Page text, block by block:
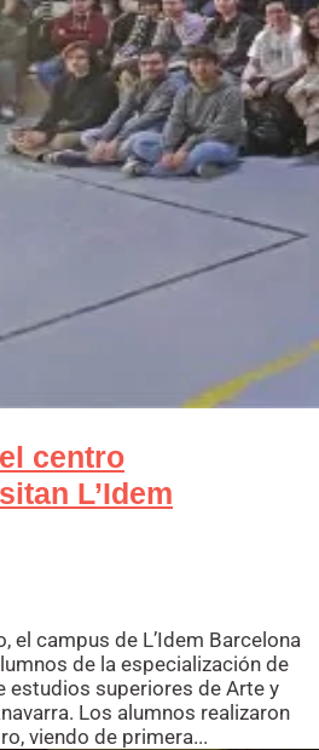
centro
L’Idem
el campus de L’Idem Barcelona
de la especialización de
estudios superiores de Arte y
Los alumnos realizaron
viendo de primera...